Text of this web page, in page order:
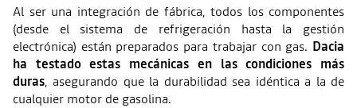
Al ser una integración de fábrica, todos los componentes
(desde el sistema de refrigeración hasta la gestión
electrónica) están preparados para trabajar con gas. Dacia
ha testado estas mecánicas en las condiciones más
duras, asegurando que la durabilidad sea idéntica a la de
cualquier motor de gasolina.